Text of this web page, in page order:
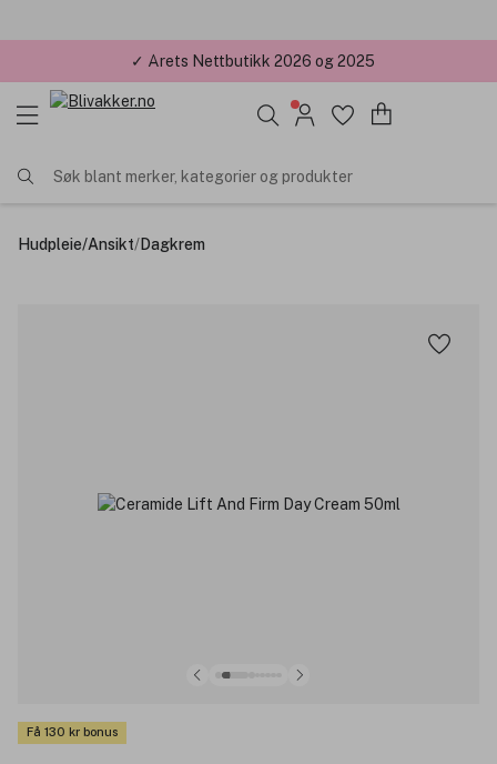
✓ Årets Nettbutikk 2026 og 2025
Søk blant merker, kategorier og produkter
Hudpleie/Ansikt/Dagkrem
Få 130 kr bonus